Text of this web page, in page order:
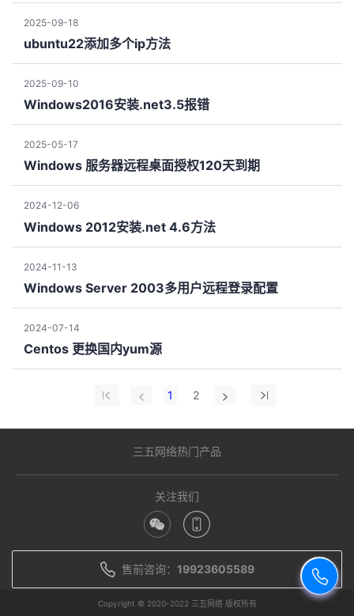
2025-09-18
ubuntu22添加多个ip方法
2025-09-10
Windows2016安装.net3.5报错
2025-05-17
Windows 服务器远程桌面授权120天到期
2024-12-06
Windows 2012安装.net 4.6方法
2024-11-13
Windows Server 2003多用户远程登录配置
2024-07-14
Centos 更换国内yum源
1 2
三五网络热门产品
关注我们
售前咨询： 19923605589
Copyright © 2020-2022 三五网络 版权所有